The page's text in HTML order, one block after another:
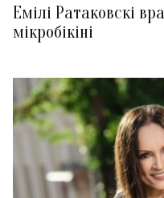
Емілі Ратаковскі
мікробікіні